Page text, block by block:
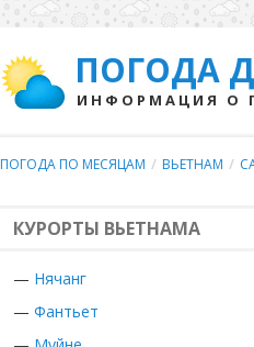
ПОГОДА
ИНФОРМАЦИЯ О
ПОГОДА ПО МЕСЯЦАМ / ВЬЕТНАМ /
КУРОРТЫ ВЬЕТНАМА
— Нячанг
— Фантьет